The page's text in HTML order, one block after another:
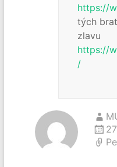
https://
tých
zlavu
https://
/